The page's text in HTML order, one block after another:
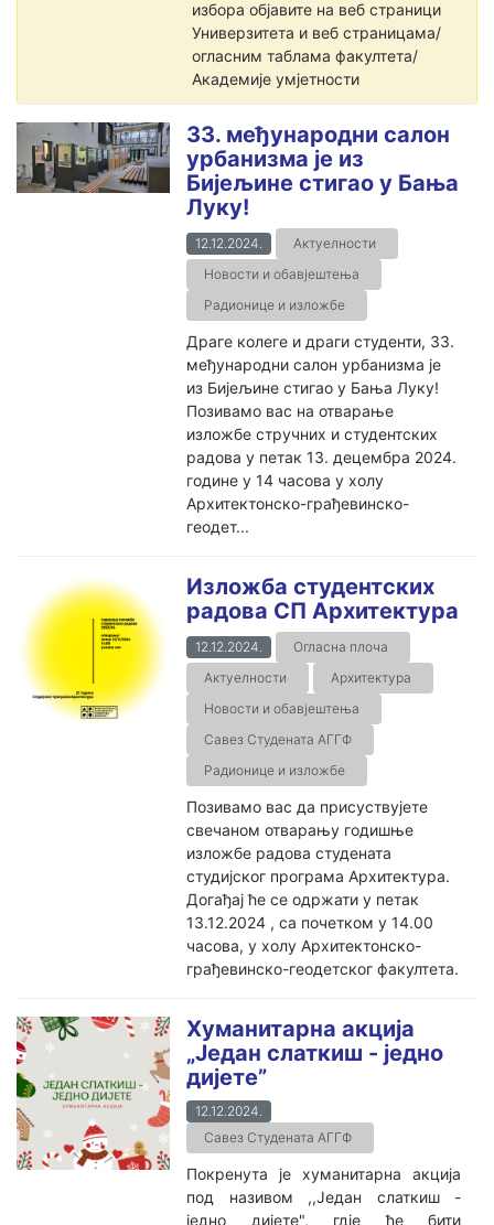
избора објавите на веб страници
Универзитета и веб страницама/
огласним таблама факултета/
Академије умјетности
33. међународни салон
урбанизма је из
Бијељине стигао у Бања
Луку!
12.12.2024.
Актуелности
Новости и обавјештења
Радионице и изложбе
Драге колеге и драги студенти, 33.
међународни салон урбанизма је
из Бијељине стигао у Бања Луку!
Позивамо вас на отварање
изложбе стручних и студентских
радова у петак 13. децембра 2024.
године у 14 часова у холу
Архитектонско-грађевинско-
геодет...
Изложба студентских
радова СП Архитектура
12.12.2024.
Огласна плоча
Актуелности
Архитектура
Новости и обавјештења
Савез Студената АГГФ
Радионице и изложбе
Позивамо вас да присуствујете
свечаном отварању годишње
изложбе радова студената
студијског програма Архитектура.
Догађај ће се одржати у петак
13.12.2024 , са почетком у 14.00
часова, у холу Архитектонско-
грађевинско-геодетског факултета.
Хуманитарна акција
„Један слаткиш - једно
дијете”
12.12.2024.
Савез Студената АГГФ
Покренута је хуманитарна акција
под називом ,,Један слаткиш -
једно дијете", гдје ће бити